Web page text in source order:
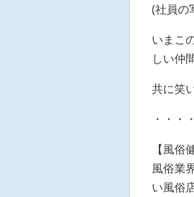
(社員の
いまこ
しい仲
共に笑
・・・
【風俗
風俗業
い風俗